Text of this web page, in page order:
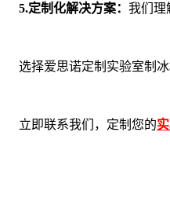
5.定制化解决方案： 我们理
选择爱思诺定制实验室制冰
立即联系我们，定制您的